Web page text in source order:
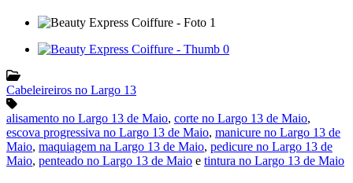
Cabeleireiros no Largo 13
alisamento no Largo 13 de Maio, corte no Largo 13 de Maio,
escova progressiva no Largo 13 de Maio, manicure no Largo 13 de
Maio, maquiagem na Largo 13 de Maio, pedicure no Largo 13 de
Maio, penteado no Largo 13 de Maio e tintura no Largo 13 de Maio